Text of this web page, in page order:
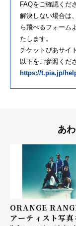
FAQをご確認くだ
解決しない場合は
ら飛べるフォーム
たします。
チケットぴあサイ
以下をご参照くだ
https://t.pia.jp/
あ
ORANGE
アーティスト写真